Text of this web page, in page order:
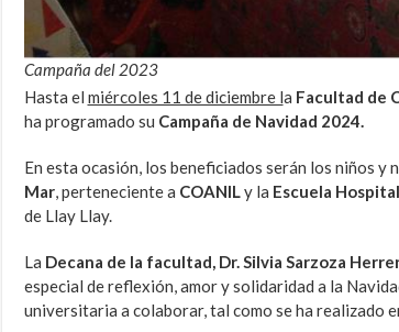
Campaña del 2023
Hasta el miércoles 11 de diciembre la Facultad de
ha programado su Campaña de Navidad 2024.
En esta ocasión, los beneficiados serán los niños y
Mar, perteneciente a COANILy la Escuela
de Llay Llay.
La Decana de la facultad, Dr. Silvia Sarzoza
especial de reflexión, amor y solidaridad a la
universitaria a colaborar, tal como se ha realizado